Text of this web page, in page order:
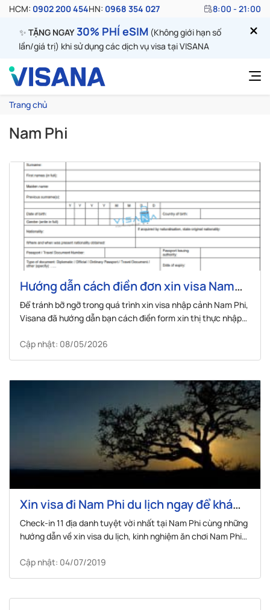
HCM: 0902 200 454HN: 0968 354 027 8:00 - 21:00
✨ TẶNG NGAY30% PHÍ eSIM (Không giới hạn số
lần/giá trị) khi sử dụng các dịch vụ visa tại VISANA
Trang chủ
Nam Phi
Hướng dẫn cách điền đơn xin visa Nam
Phi không phải ai cũng biết
Để tránh bỡ ngỡ trong quá trình xin visa nhập cảnh Nam Phi,
Visana đã hướng dẫn bạn cách điền form xin thị thực nhập
Cập nhật: 08/05/2026
Xin visa đi Nam Phi du lịch ngay để khám
phá 11 địa danh tuyệt vời này!
Check-in 11 địa danh tuyệt vời nhất tại Nam Phi cùng những
hướng dẫn về xin visa du lịch, kinh nghiệm ăn chơi Nam Phi
Cập nhật: 04/07/2019